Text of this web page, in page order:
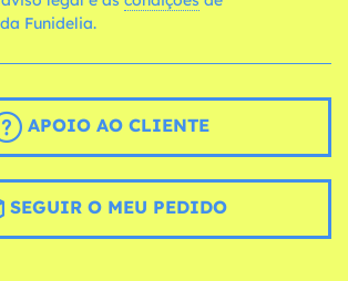
Funidelia.
APOIO AO CLIENTE
SEGUIR O MEU PEDIDO